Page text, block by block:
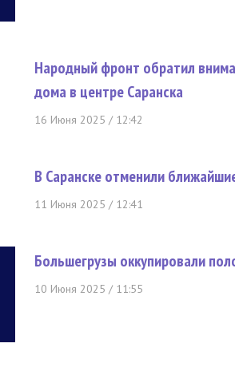
Народный фронт обратил
дома в центре Саранска
16 Июня 2025 / 12:42
В Саранске отменили
11 Июня 2025 / 12:41
Большегрузы оккупировали
10 Июня 2025 / 11:55